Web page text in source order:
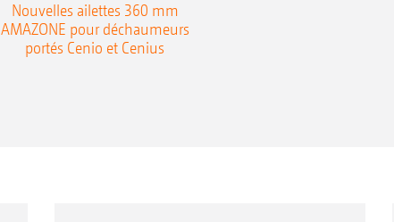
Nouvelles ailettes 360 mm
AMAZONE pour déchaumeurs
portés Cenio et Cenius